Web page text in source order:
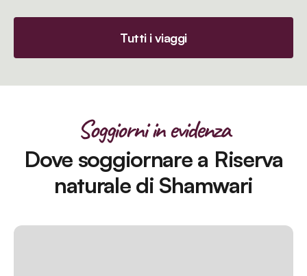
Tutti i viaggi
Soggiorni in evidenza
Dove soggiornare a Riserva
naturale di Shamwari